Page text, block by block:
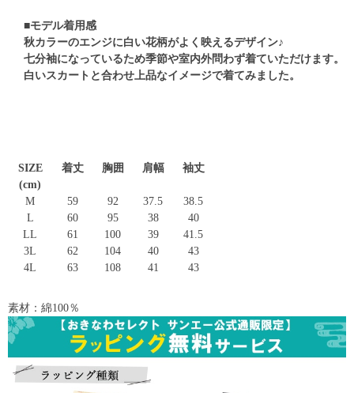
■モデル着用感
秋カラーのエンジに白い花柄がよく映えるデザイン♪
七分袖になっているため季節や室内外問わず着ていただけます。
白いスカートと合わせ上品なイメージで着てみました。
SIZE
(cm)
着丈 胸囲 肩幅 袖丈
M 59 92 37.5
38.5
L
60 95 38
40
LL
61 100 39
41.5
3L
62 104 40
43
4L
63 108 41 43
素材：綿100％